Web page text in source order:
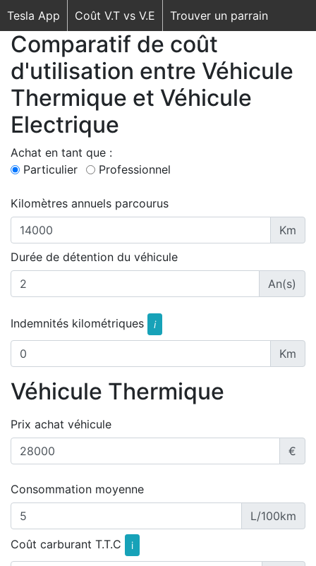
Tesla App Coût V.T vs V.E Trouver un parrain
Comparatif de coût
d'utilisation entre Véhicule
Thermique et Véhicule
Electrique
Achat en tant que :
Particulier
Professionnel
Kilomètres annuels parcourus
Km
Durée de détention du véhicule
An(s)
Indemnités kilométriques i
Km
Véhicule Thermique
Prix achat véhicule
€
Consommation moyenne
L/100km
Coût carburant T.T.C
i